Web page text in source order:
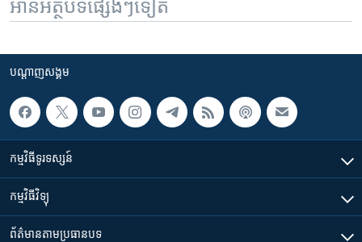
អានអត្ថបទផ្សេងៗទៀត
បណ្តាញ​សង្គម
កម្មវិធី​ទូរទស្សន៍
កម្មវិធី​វិទ្យុ
ព័ត៌មាន​តាមប្រធានបទ​